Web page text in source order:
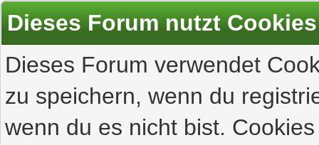
Dieses Forum nutzt Cookies
Dieses Forum verwendet
zu speichern, wenn du
wenn du es nicht bist.